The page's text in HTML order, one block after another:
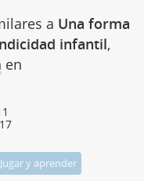
a Una forma
infantil,
en
Jugar y aprender